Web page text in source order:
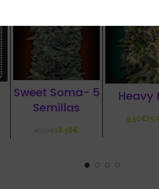
Sweet Soma- 5
Semillas
€16,58€
Heavy
€